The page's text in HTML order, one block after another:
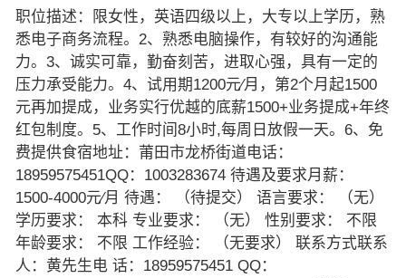
职位描述：限女性，英语四级以上，大专以上学历，熟
悉电子商务流程。2、熟悉电脑操作，有较好的沟通能
力。3、诚实可靠，勤奋刻苦，进取心强，具有一定的
压力承受能力。4、试用期1200元∕月，第2个月起1500
元再加提成，业务实行优越的底薪1500+业务提成+年终
红包制度。5、工作时间8小时,每周日放假一天。6、免
费提供食宿地址：莆田市龙桥街道电话：
18959575451QQ：1003283674 待遇及要求月薪：
1500-4000元∕月 待遇： （待提交） 语言要求： （无）
学历要求： 本科 专业要求： （无） 性别要求： 不限
年龄要求： 不限 工作经验： （无要求） 联系方式联系
人：黄先生电 话：18959575451 QQ：